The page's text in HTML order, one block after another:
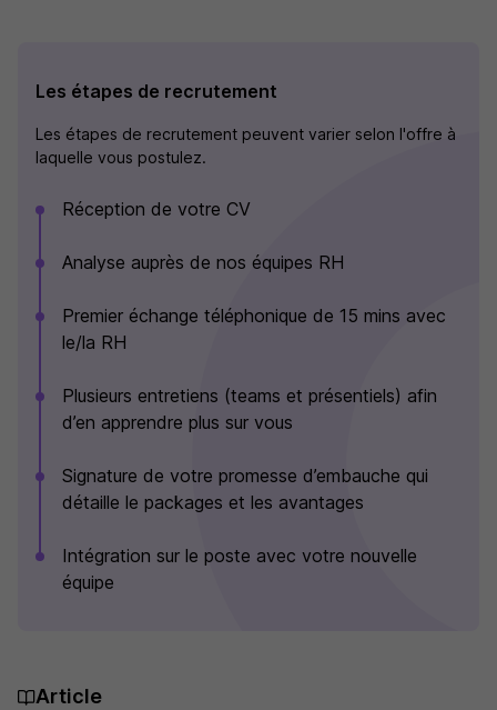
Les étapes de recrutement
Les étapes de recrutement peuvent varier selon l'offre à
laquelle vous postulez.
Réception de votre CV
Analyse auprès de nos équipes RH
Premier échange téléphonique de 15 mins avec
le/la RH
Plusieurs entretiens (teams et présentiels) afin
d’en apprendre plus sur vous
Signature de votre promesse d’embauche qui
détaille le packages et les avantages
Intégration sur le poste avec votre nouvelle
équipe
Article